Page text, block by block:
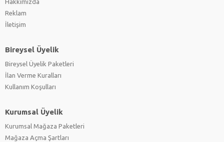
Hakkımızda
Reklam
İletişim
Bireysel Üyelik
Bireysel Üyelik Paketleri
İlan Verme Kuralları
Kullanım Koşulları
Kurumsal Üyelik
Kurumsal Mağaza Paketleri
Mağaza Açma Şartları